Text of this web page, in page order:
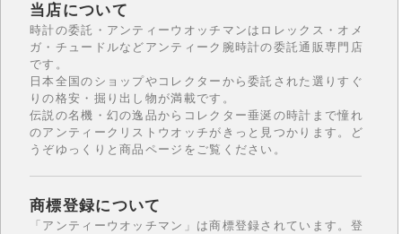
当店について
時計の委託・アンティーウオッチマンはロレックス・オメ
ガ・チュードルなどアンティーク腕時計の委託通販専門店
です。
日本全国のショップやコレクターから委託された選りすぐ
りの格安・掘り出し物が満載です。
伝説の名機・幻の逸品からコレクター垂涎の時計まで憧れ
のアンティークリストウオッチがきっと見つかります。ど
うぞゆっくりと商品ページをご覧ください。
商標登録について
「アンティーウオッチマン」は商標登録されています。登